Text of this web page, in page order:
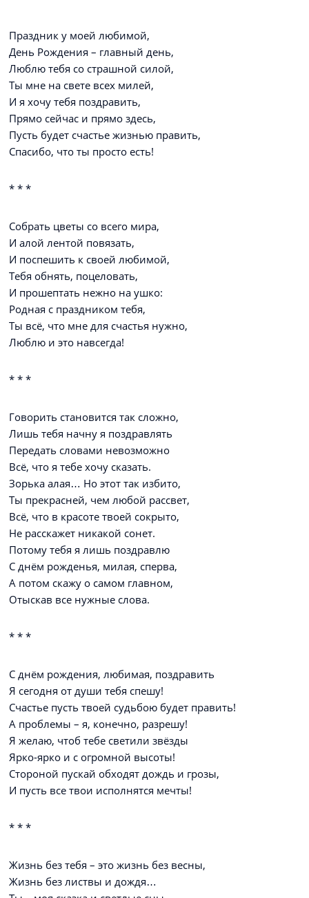
Праздник у моей любимой,
День Рождения – главный день,
Люблю тебя со страшной силой,
Ты мне на свете всех милей,
И я хочу тебя поздравить,
Прямо сейчас и прямо здесь,
Пусть будет счастье жизнью править,
Спасибо, что ты просто есть!
* * *
Собрать цветы со всего мира,
И алой лентой повязать,
И поспешить к своей любимой,
Тебя обнять, поцеловать,
И прошептать нежно на ушко:
Родная с праздником тебя,
Ты всё, что мне для счастья нужно,
Люблю и это навсегда!
* * *
Говорить становится так сложно,
Лишь тебя начну я поздравлять
Передать словами невозможно
Всё, что я тебе хочу сказать.
Зорька алая… Но этот так избито,
Ты прекрасней, чем любой рассвет,
Всё, что в красоте твоей сокрыто,
Не расскажет никакой сонет.
Потому тебя я лишь поздравлю
С днём рожденья, милая, сперва,
А потом скажу о самом главном,
Отыскав все нужные слова.
* * *
С днём рождения, любимая, поздравить
Я сегодня от души тебя спешу!
Счастье пусть твоей судьбою будет править!
А проблемы – я, конечно, разрешу!
Я желаю, чтоб тебе светили звёзды
Ярко-ярко и с огромной высоты!
Стороной пускай обходят дождь и грозы,
И пусть все твои исполнятся мечты!
* * *
Жизнь без тебя – это жизнь без весны,
Жизнь без листвы и дождя…